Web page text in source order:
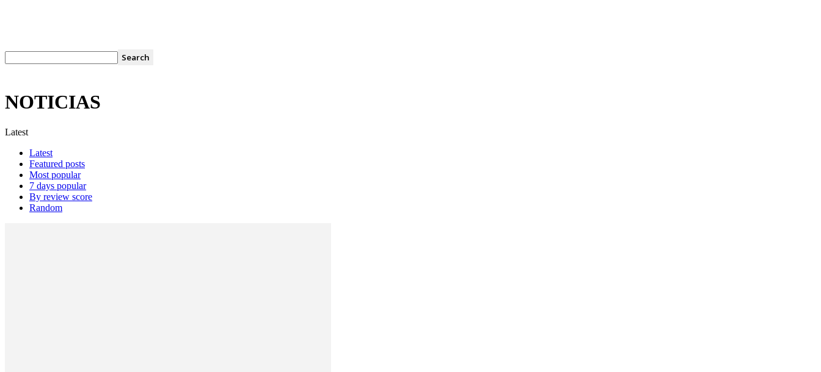
NOTICIAS
Latest
Latest
Featured posts
Most popular
7 days popular
By review score
Random